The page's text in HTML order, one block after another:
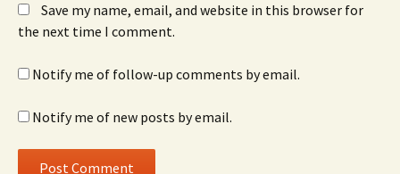
Save my name, email, and website in this browser for
the next time I comment.
Notify me of follow-up comments by email.
Notify me of new posts by email.